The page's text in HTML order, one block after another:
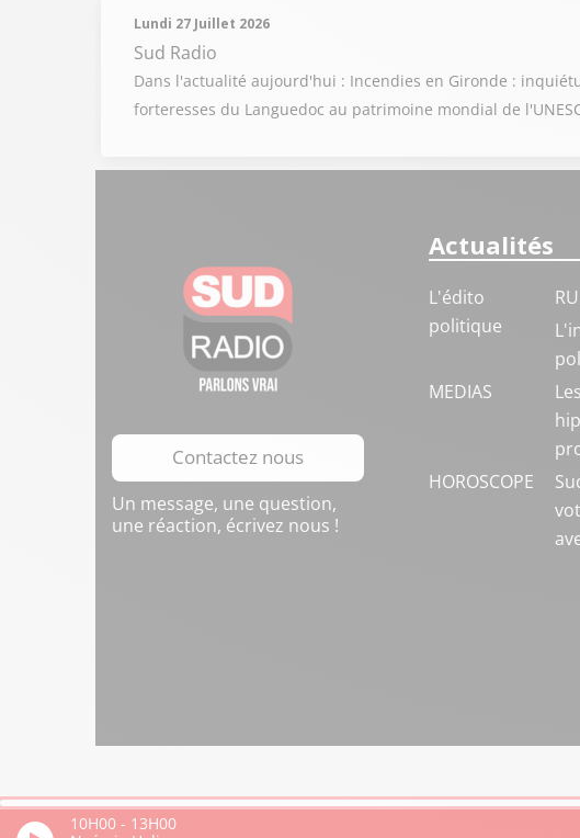
Lundi 27 Juillet 2026
Sud Radio
Dans l'actualité aujourd'hui : Incendies en Gironde :
forteresses du Languedoc au patrimoine mondial de
Contactez nous
Un message, une question,
une réaction, écrivez nous !
Actualités
L'édito
politique
MEDIAS
HOROSCOPE
10H00 - 13H00